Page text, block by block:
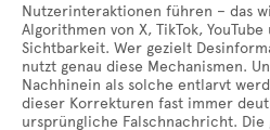
Nutzerinteraktionen führen – das
Algorithmen von X, TikTok,
Sichtbarkeit. Wer gezielt
nutzt genau diese Mechanismen.
Nachhinein als solche entlarvt
dieser Korrekturen fast immer
ursprüngliche Falschnachricht.